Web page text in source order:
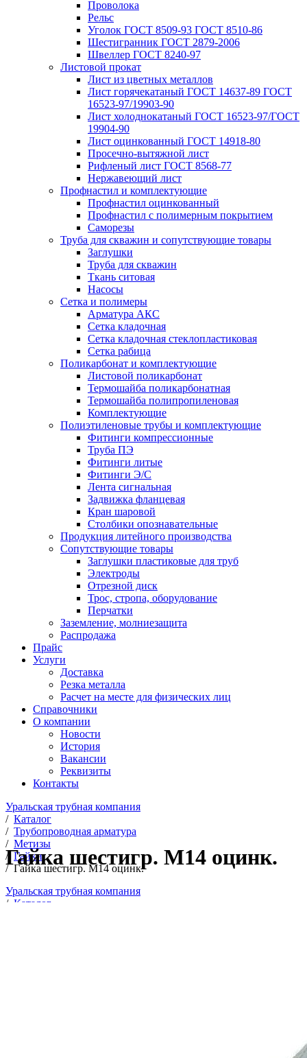
Проволока
Рельс
Уголок ГОСТ 8509-93 ГОСТ 8510-86
Шестигранник ГОСТ 2879-2006
Швеллер ГОСТ 8240-97
Листовой прокат
Лист из цветных металлов
Лист горячекатаный ГОСТ 14637-89 ГОСТ
16523-97/19903-90
Лист холоднокатаный ГОСТ 16523-97/ГОСТ
19904-90
Лист оцинкованный ГОСТ 14918-80
Просечно-вытяжной лист
Рифленый лист ГОСТ 8568-77
Нержавеющий лист
Профнастил и комплектующие
Профнастил оцинкованный
Профнастил с полимерным покрытием
Саморезы
Труба для скважин и сопутствующие товары
Заглушки
Труба для скважин
Ткань ситовая
Насосы
Сетка и полимеры
Арматура АКС
Сетка кладочная
Сетка кладочная стеклопластиковая
Сетка рабица
Поликарбонат и комплектующие
Листовой поликарбонат
Термошайба поликарбонатная
Термошайба полипропиленовая
Комплектующие
Полиэтиленовые трубы и комплектующие
Фитинги компрессионные
Труба ПЭ
Фитинги литые
Фитинги Э/С
Лента сигнальная
Задвижка фланцевая
Кран шаровой
Столбики опознавательные
Продукция литейного производства
Сопутствующие товары
Заглушки пластиковые для труб
Электроды
Отрезной диск
Трос, стропа, оборудование
Перчатки
Заземление, молниезащита
Распродажа
Прайс
Услуги
Доставка
Резка металла
Расчет на месте для физических лиц
Справочники
О компании
Новости
История
Вакансии
Реквизиты
Контакты
Уральская трубная компания
/ Каталог
/ Трубопроводная арматура
/ Метизы
/ Гайки
/ Гайка шестигр. М14 оцинк.
Гайка шестигр. М14 оцинк.
Уральская трубная компания
/ Каталог